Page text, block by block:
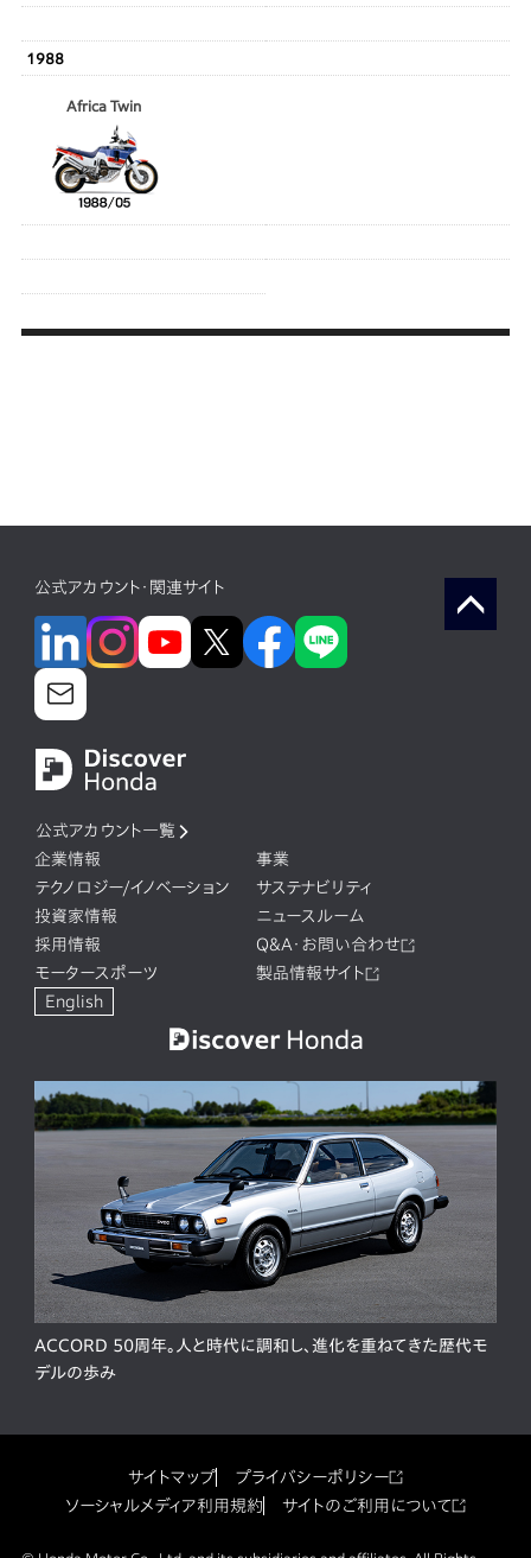
1988
Africa Twin
公式アカウント・関連サイト
公式アカウント一覧
企業情報
事業
テクノロジー/イノベーション
サステナビリティ
投資家情報
ニュースルーム
採用情報
Q&A・お問い合わせ
モータースポーツ
製品情報サイト
English
ACCORD 50周年。人と時代に調和し、進化を重ねてきた歴代モ
デルの歩み
サイトマップ
プライバシーポリシー
ソーシャルメディア利用規約
サイトのご利用について